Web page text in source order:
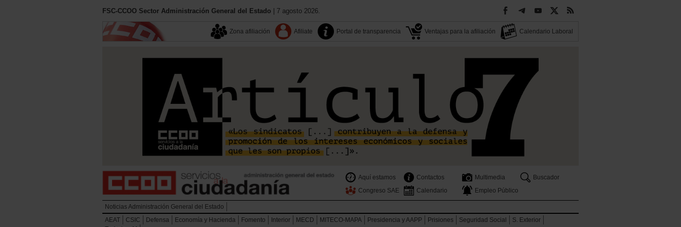
FSC-CCOO Sector Administración General del Estado | 7 agosto 2026.
Zona afiliación Afiliate Portal de transparencia Ventajas para la afiliación Calendario Laboral
Aquí estamos Contactos Multimedia
Buscador
Congreso SAE
Calendario Empleo Público
Noticias Administración General del Estado
AEAT
CSIC Defensa Economía y Hacienda Fomento Interior MECD MITECO-MAPA Presidencia y AAPP Prisiones Seguridad Social
S. Exterior